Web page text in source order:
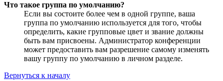
Что такое группа по умолчанию?
Если вы состоите более чем в одной группе, ваша
группа по умолчанию используется для того, чтобы
определить, какие групповые цвет и звание должны
быть вам присвоены. Администратор конференции
может предоставить вам разрешение самому изменять
вашу группу по умолчанию в личном разделе.
Вернуться к началу